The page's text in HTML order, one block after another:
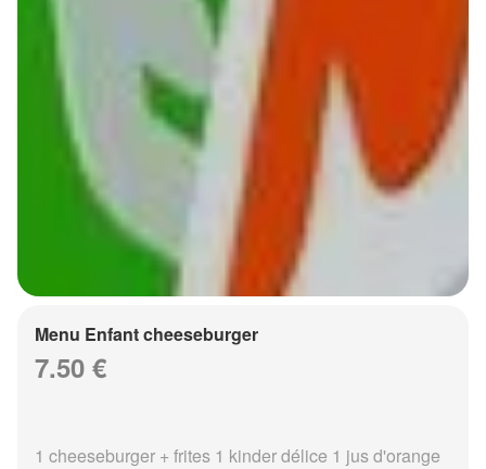
Menu Enfant cheeseburger
7.50 €
1 cheeseburger + frites 1 kinder délice 1 jus d'orange